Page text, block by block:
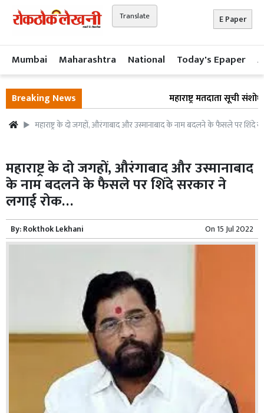
Translate E Paper
Mumbai Maharashtra National Today's Epaper
Breaking News महाराष्ट्र मतदाता सूची
महाराष्ट्र के दो जगहों, औरंगाबाद और उस्मानाबाद के नाम बदलने के फैसले पर शिंदे
महाराष्ट्र के दो जगहों, औरंगाबाद और उस्मानाबाद
के नाम बदलने के फैसले पर शिंदे सरकार ने
लगाई रोक…
By:Rokthok Lekhani On 15 Jul 2022